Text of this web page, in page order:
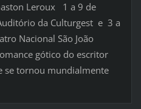
Leroux 1 a 9 de
da Culturgest e 3 a
Nacional São João
gótico do escritor
se tornou mundialmente